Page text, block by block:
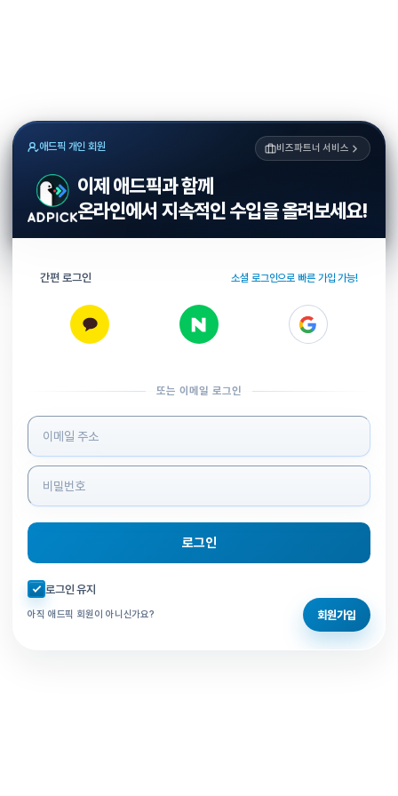
애드픽 개인 회원 비즈파트너 서비스
이제 애드픽과 함께
온라인에서 지속적인 수입을 올려보세요!
간편 로그인 소셜 로그인으로 빠른 가입 가능!
또는 이메일 로그인
로그인 정보 입력
로그인
자동로그인 체크
로그인 유지
아직 애드픽 회원이 아니신가요? 회원가입